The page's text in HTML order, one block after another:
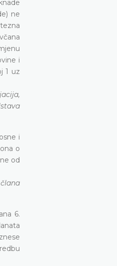
ne
i
1 uz
i
o
od
6.